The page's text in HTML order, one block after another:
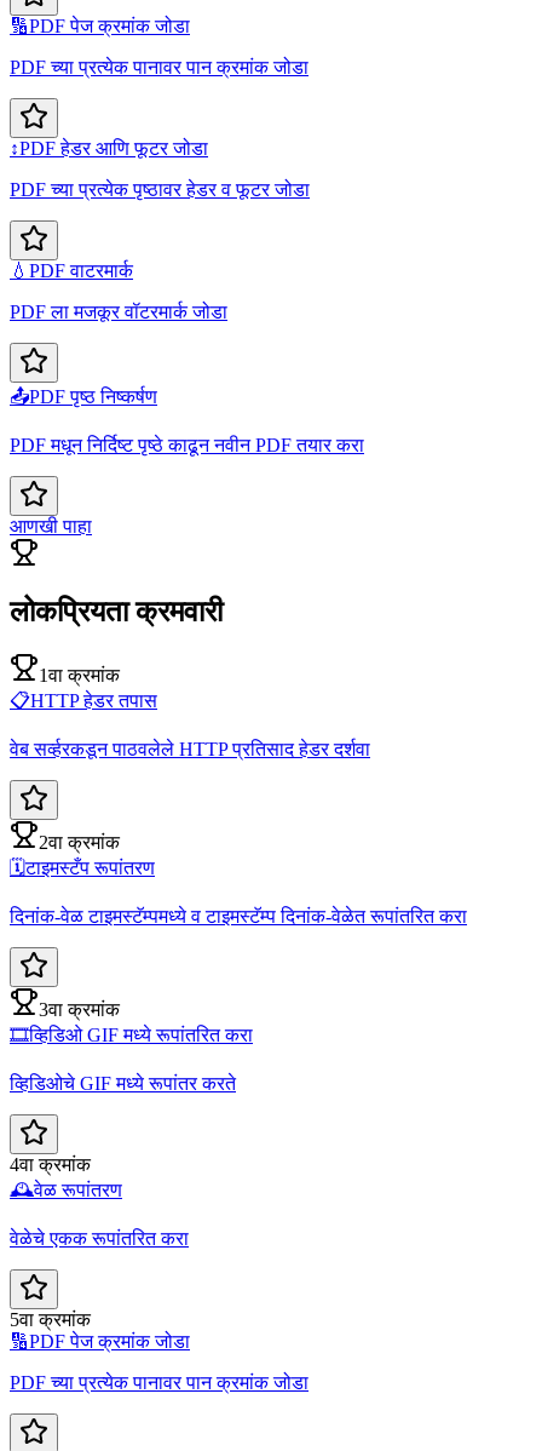
🔢PDF पेज क्रमांक जोडा
PDF च्या प्रत्येक पानावर पान क्रमांक जोडा
↕️PDF हेडर आणि फूटर जोडा
PDF च्या प्रत्येक पृष्ठावर हेडर व फूटर जोडा
💧 PDF वाटरमार्क
PDF ला मजकूर वॉटरमार्क जोडा
📤PDF पृष्ठ निष्कर्षण
PDF मधून निर्दिष्ट पृष्ठे काढून नवीन PDF तयार करा
आणखी पाहा
लोकप्रियता क्रमवारी
1वा क्रमांक
📋HTTP हेडर तपास
वेब सर्व्हरकडून पाठवलेले HTTP प्रतिसाद हेडर दर्शवा
2वा क्रमांक
🗓️टाइमस्टँप रूपांतरण
दिनांक-वेळ टाइमस्टॅम्पमध्ये व टाइमस्टॅम्प दिनांक-वेळेत रूपांतरित करा
3वा क्रमांक
🎞️व्हिडिओ GIF मध्ये रूपांतरित करा
व्हिडिओचे GIF मध्ये रूपांतर करते
4वा क्रमांक
🕰️वेळ रूपांतरण
वेळेचे एकक रूपांतरित करा
5वा क्रमांक
🔢PDF पेज क्रमांक जोडा
PDF च्या प्रत्येक पानावर पान क्रमांक जोडा